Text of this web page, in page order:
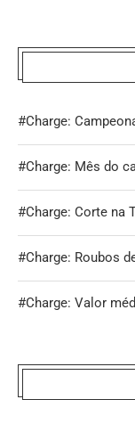
#Charge:
#Charge: Mês do
#Charge: Corte na
#Charge: Roubos
#Charge: Valor